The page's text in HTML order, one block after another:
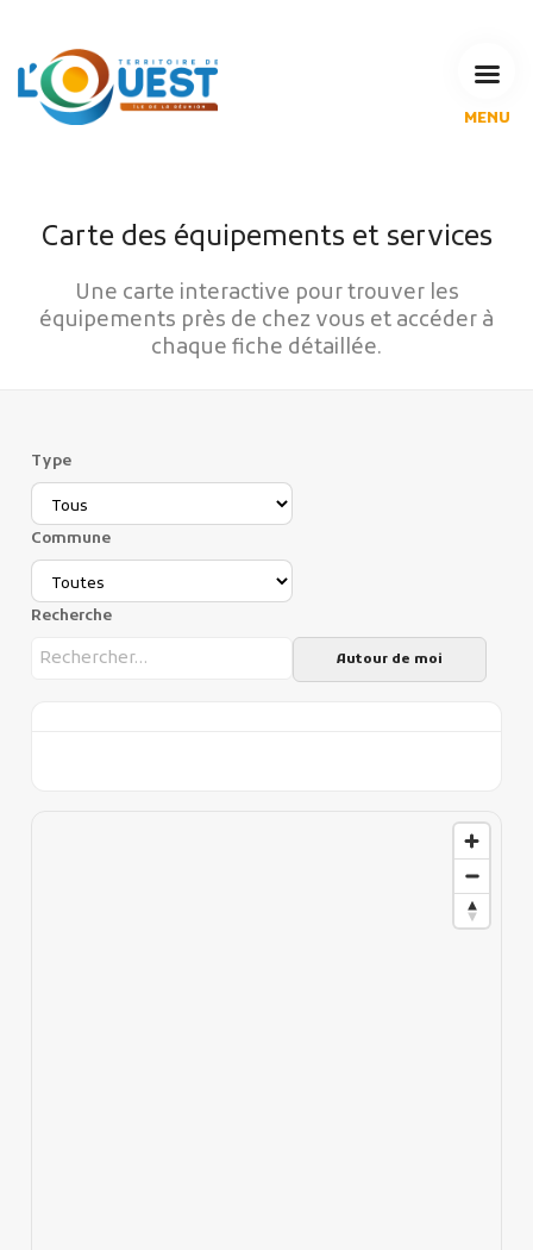
MENU
Espace Pro
RECHERCHE
MES DÉMARCHES
Carte des équipements et services
Une carte interactive pour trouver les
équipements près de chez vous et accéder à
chaque fiche détaillée.
Type
Commune
Recherche
Autour de moi